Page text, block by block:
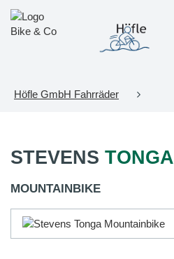
Höfle GmbH Fahrräder
STEVENS TONGA
MOUNTAINBIKE